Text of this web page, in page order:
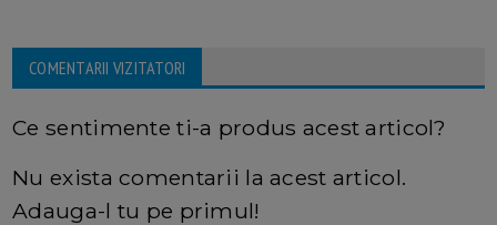
COMENTARII VIZITATORI
Ce sentimente ti-a produs acest articol?
Nu exista comentarii la acest articol.
Adauga-l tu pe primul!